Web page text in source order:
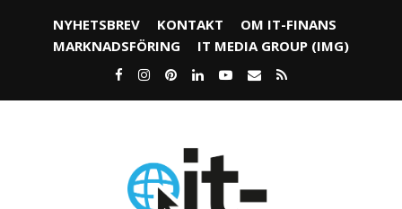
NYHETSBREV KONTAKT
OM IT-FINANS
MARKNADSFÖRING
IT MEDIA GROUP (IMG)